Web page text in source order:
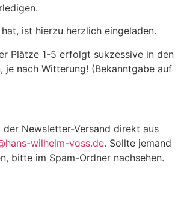
ist hierzu herzlich eingeladen.
Plätze 1-5 erfolgt sukzessive in den
je nach Witterung! (Bekanntgabe auf
Newsletter-Versand direkt aus
wilhelm-voss.de. Sollte jemand
bitte im Spam-Ordner nachsehen.